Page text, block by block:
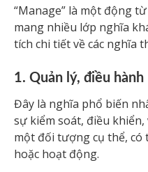
“Manage” là một động
mang nhiều lớp nghĩa
tích chi tiết về các nghĩa
1. Quản lý, điều hành
Đây là nghĩa phổ biến
sự kiểm soát, điều
một đối tượng cụ thể, có
hoặc hoạt động.